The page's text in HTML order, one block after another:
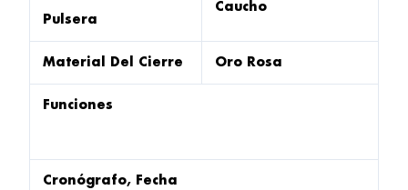
Pulsera
Caucho
Material Del Cierre Oro Rosa
Funciones
Cronógrafo, Fecha